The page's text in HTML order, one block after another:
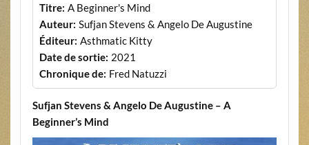
Titre: A Beginner's Mind
Auteur: Sufjan Stevens & Angelo De Augustine
Éditeur: Asthmatic Kitty
Date de sortie: 2021
Chronique de: Fred Natuzzi
Sufjan Stevens & Angelo De Augustine – A
Beginner’s Mind